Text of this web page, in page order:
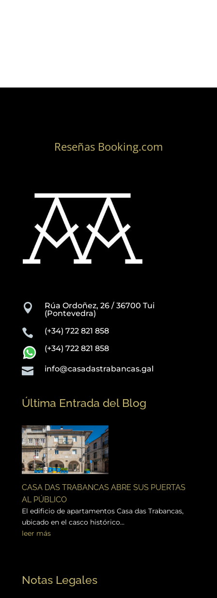
Reseñas Booking.com

Rúa Ordoñez, 26 / 36700 Tui
(Pontevedra)

(+34) 722 821 858
(+34) 722 821 858
 info@casadastrabancas.gal
Última Entrada del Blog
CASA DAS TRABANCAS ABRE SUS PUERTAS
AL PÚBLICO
El edificio de apartamentos Casa das Trabancas,
ubicado en el casco histórico...
leer más
Notas Legales